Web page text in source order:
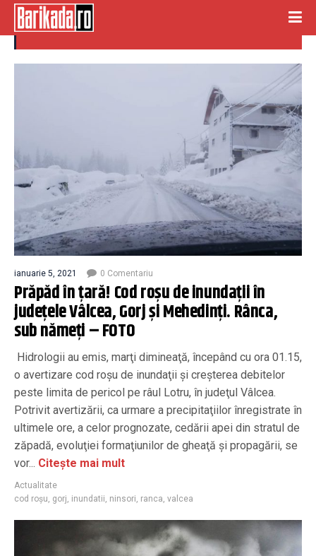
cod roșu
ianuarie 5, 2021 0 Comentariu
Prăpăd în țară! Cod roșu de inundații în
judeţele Vâlcea, Gorj şi Mehedinţi. Rânca,
sub nămeți – FOTO
Hidrologii au emis, marţi dimineaţă, începând cu ora 01.15,
o avertizare cod roşu de inundaţii şi creşterea debitelor
peste limita de pericol pe râul Lotru, în judeţul Vâlcea.
Potrivit avertizării, ca urmare a precipitaţiilor înregistrate în
ultimele ore, a celor prognozate, cedării apei din stratul de
zăpadă, evoluţiei formaţiunilor de gheaţă şi propagării, se
vor... Citește mai mult
Actualitate
cod roșu, gorj, inundatii, ninsori, ranca, valcea